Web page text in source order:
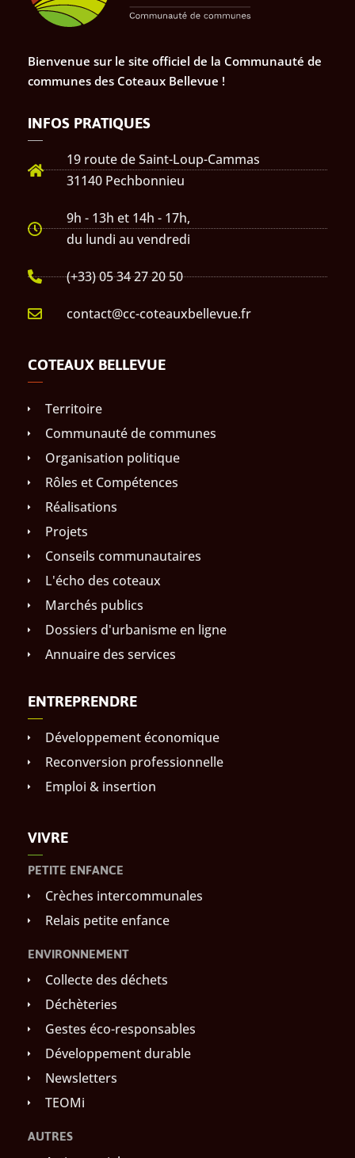
Bienvenue sur le site officiel de la Communauté de
communes des Coteaux Bellevue !
INFOS PRATIQUES
19 route de Saint-Loup-Cammas
31140 Pechbonnieu
9h - 13h et 14h - 17h,
du lundi au vendredi
(+33) 05 34 27 20 50
contact@cc-coteauxbellevue.fr
COTEAUX BELLEVUE
Territoire
Communauté de communes
Organisation politique
Rôles et Compétences
Réalisations
Projets
Conseils communautaires
L'écho des coteaux
Marchés publics
Dossiers d'urbanisme en ligne
Annuaire des services
ENTREPRENDRE
Développement économique
Reconversion professionnelle
Emploi & insertion
VIVRE
PETITE ENFANCE
Crèches intercommunales
Relais petite enfance
ENVIRONNEMENT
Collecte des déchets
Déchèteries
Gestes éco-responsables
Développement durable
Newsletters
TEOMi
AUTRES